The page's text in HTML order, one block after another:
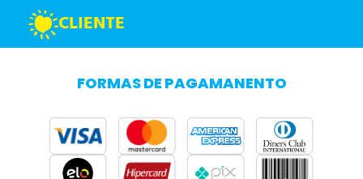
CLIENTE
FORMAS DE PAGAMANENTO